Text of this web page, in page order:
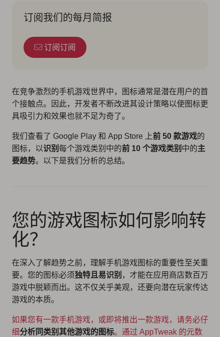
订阅我们的每月简报
订阅订阅
在竞争激烈的手机游戏世界中，图标通常是潜在用户的首
个接触点。因此，开发者不断改进其设计策略以使图标更
具吸引力和效果也就不足为奇了。
我们查看了 Google Play 和 App Store 上前 50 款游戏的
图标，以识别 每个游戏类别中的前 10 个游戏类别 中的主
要趋势。以下是我们分析的总结。
您的游戏图标如何影响转
化？
在深入了解趋势之前，理解手机游戏图标的重要性至关重
要。您的图标必须独特且易识别 ，才能在应用商店数百万
游戏中脱颖而出。这不仅关乎美观，还要向潜在玩家传达
游戏的本质。
如果您有一款手机游戏，或即将推出一款游戏，请务必仔
细分析同类别其他游戏的图标。通过 AppTweak 的元数